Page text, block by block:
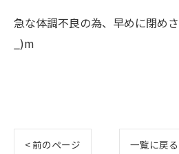
急な体調不良の為、早めに閉め
_)m
< 前のページ 一覧に戻る